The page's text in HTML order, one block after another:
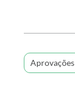
Aprovações